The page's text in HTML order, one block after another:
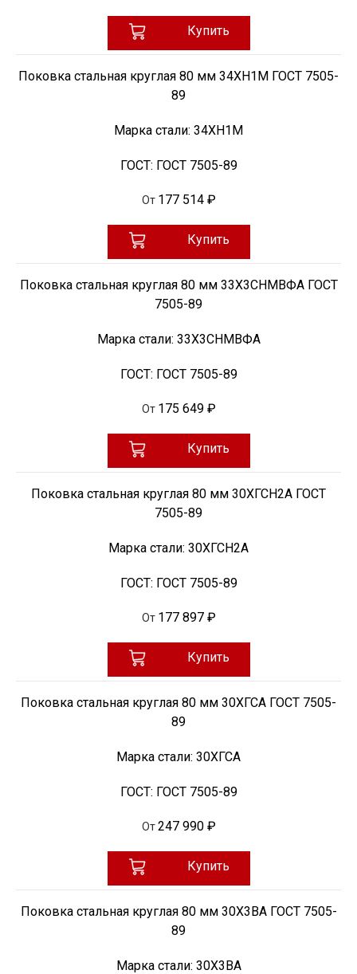
Купить
Поковка стальная круглая 80 мм 34ХН1М ГОСТ 7505-
89
Марка стали: 34ХН1М
ГОСТ: ГОСТ 7505-89
От 177 514 ₽
Купить
Поковка стальная круглая 80 мм 33Х3СНМВФА ГОСТ
7505-89
Марка стали: 33Х3СНМВФА
ГОСТ: ГОСТ 7505-89
От 175 649 ₽
Купить
Поковка стальная круглая 80 мм 30ХГСН2А ГОСТ
7505-89
Марка стали: 30ХГСН2А
ГОСТ: ГОСТ 7505-89
От 177 897 ₽
Купить
Поковка стальная круглая 80 мм 30ХГСА ГОСТ 7505-
89
Марка стали: 30ХГСА
ГОСТ: ГОСТ 7505-89
От 247 990 ₽
Купить
Поковка стальная круглая 80 мм 30Х3ВА ГОСТ 7505-
89
Марка стали: 30Х3ВА